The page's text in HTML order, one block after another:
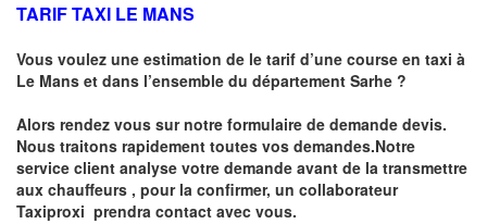
TARIF TAXI LE MANS
Vous voulez une estimation de le tarif d’une course en taxi à
Le Mans et dans l’ensemble du département Sarhe ?
Alors rendez vous sur notre formulaire de demande devis.
Nous traitons rapidement toutes vos demandes.Notre
service client analyse votre demande avant de la transmettre
aux chauffeurs , pour la confirmer, un collaborateur
Taxiproxi prendra contact avec vous.